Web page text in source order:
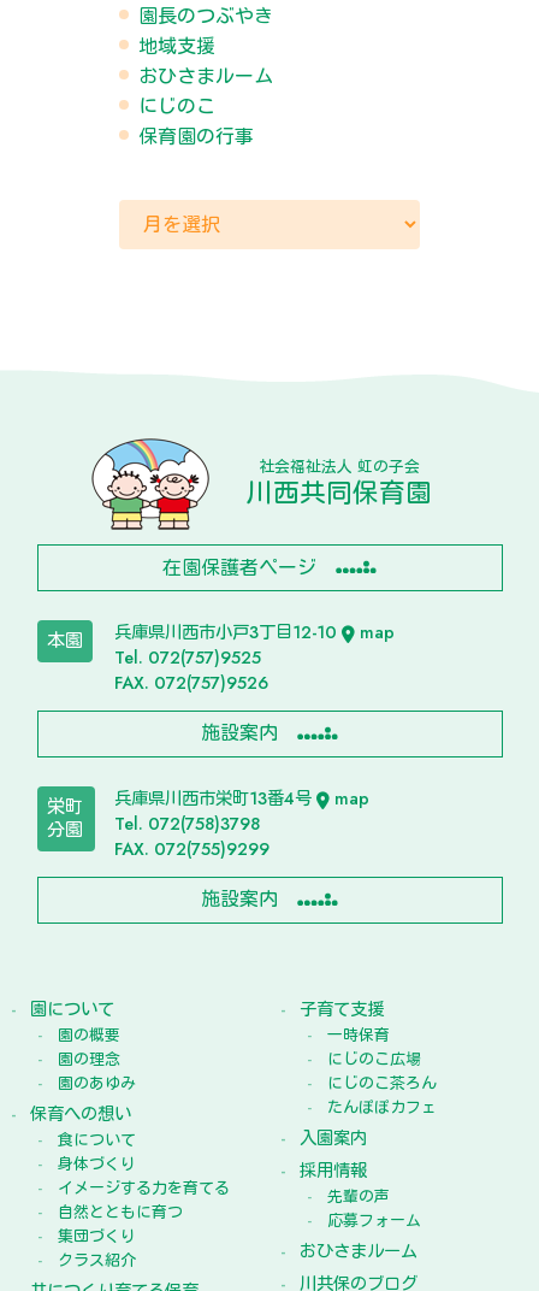
園長のつぶやき
地域支援
おひさまルーム
にじのこ
保育園の行事
社会福祉法人 虹の子会
川西共同保育園
在園保護者ページ
本園 兵庫県川西市小戸3丁目12-10
map
Tel. 072(757)9525
FAX. 072(757)9526
施設案内
栄町
分園
兵庫県川西市栄町13番4号
map
Tel. 072(758)3798
FAX. 072(755)9299
施設案内
園について
園の概要
園の理念
園のあゆみ
保育への想い
食について
身体づくり
イメージする力を育てる
自然とともに育つ
集団づくり
クラス紹介
子育て支援
一時保育
にじのこ広場
にじのこ茶ろん
たんぽぽカフェ
入園案内
採用情報
先輩の声
応募フォーム
おひさまルーム
川共保のブログ